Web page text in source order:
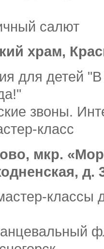
салют
храм,
для детей
звоны.
класс
мкр.
д.
классы